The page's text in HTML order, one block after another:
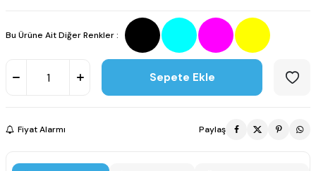
Bu Ürüne Ait Diğer Renkler :
Sepete Ekle
Fiyat Alarmı Paylaş